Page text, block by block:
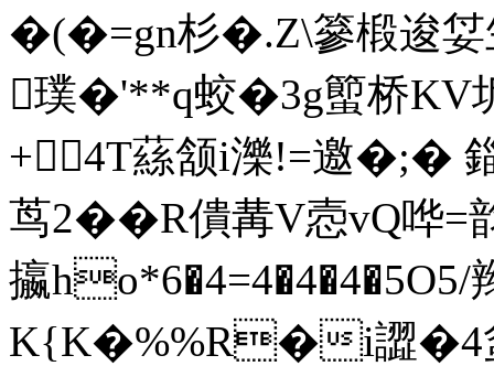
�(�=gn杉� .Z\篸椴逡姇
璞�'**q蛟�3g蠞桥KV
+4T蕬颔i濼!=邀�;�
茑2��R僓冓V悫vQ哗
攍
K{K�%%R�i譅�4